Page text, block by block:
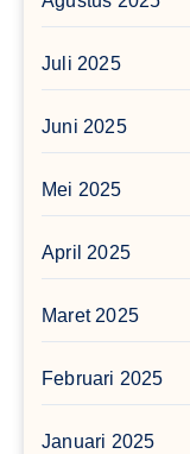
Juli 2025
Juni 2025
Mei 2025
April 2025
Maret 2025
Februari 2025
Januari 2025